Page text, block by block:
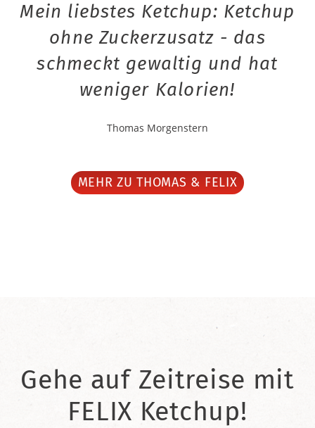
Mein liebstes Ketchup: Ketchup
ohne Zuckerzusatz - das
schmeckt gewaltig und hat
weniger Kalorien!
Thomas Morgenstern
MEHR ZU THOMAS & FELIX
Gehe auf Zeitreise mit
FELIX Ketchup!